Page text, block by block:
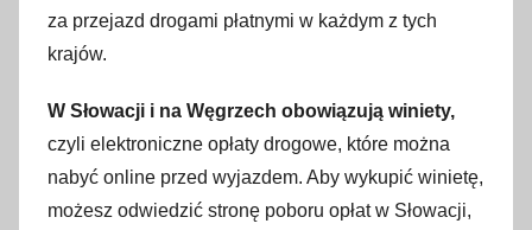
za przejazd drogami płatnymi w każdym z tych
krajów.
W Słowacji i na Węgrzech obowiązują winiety,
czyli elektroniczne opłaty drogowe, które można
nabyć online przed wyjazdem. Aby wykupić winietę,
możesz odwiedzić stronę poboru opłat w Słowacji,